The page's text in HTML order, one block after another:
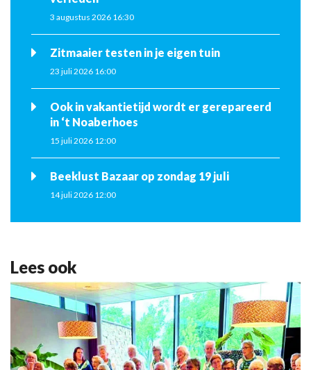
3 augustus 2026 16:30
Zitmaaier testen in je eigen tuin
23 juli 2026 16:00
Ook in vakantietijd wordt er gerepareerd
in ‘t Noaberhoes
15 juli 2026 12:00
Beeklust Bazaar op zondag 19 juli
14 juli 2026 12:00
Lees ook